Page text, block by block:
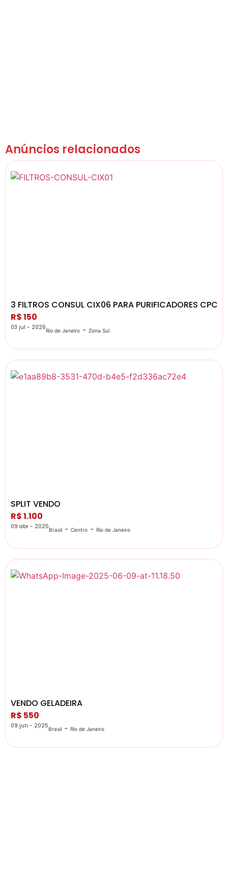
Anúncios relacionados
3 FILTROS CONSUL CIX06 PARA PURIFICADORES
R$ 150
03 jul - 2026Rio de Janeiro - Zona Sul
SPLIT VENDO
R$ 1.100
09 abr - 2025Brasil - Centro - Rio de Janeiro
VENDO GELADEIRA
R$ 550
09 jun - 2025Brasil - Rio de Janeiro